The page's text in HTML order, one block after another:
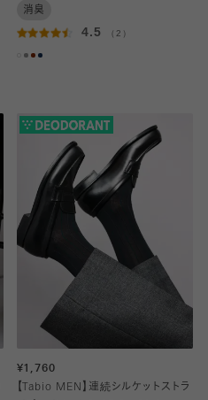
消臭
4.5 （2）
¥1,760
【Tabio MEN】連続シルケットストラ